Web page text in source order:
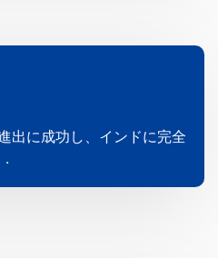
出に成功し、インドに完全
.